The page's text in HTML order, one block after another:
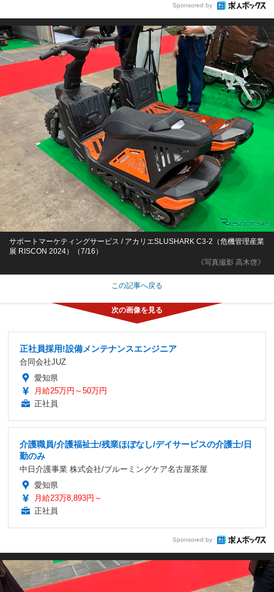
Sponsored by
《写真撮影 高木啓》
サポートマーケティングサービス / アカリエSLUSHARK C3-2（危機管理産業
展 RISCON 2024）（7/16）
この記事へ戻る
正社員採用!設備メンテナンスエンジニア
合同会社JUZ
愛知県
月給25万円～50万円
正社員
介護職員/介護福祉士/残業ほぼなし/デイサービスの介護士/日
勤のみ
中日介護事業 株式会社/ブルーミングケア名古屋茶屋
愛知県
月給23万8,893円～
正社員
Sponsored by